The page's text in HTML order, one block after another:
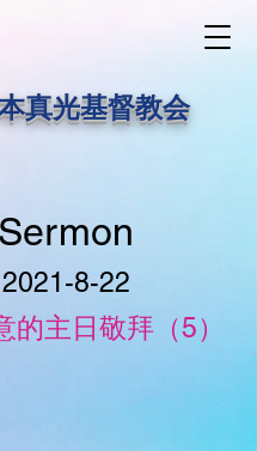
真光基督教会
Sermon
2021-8-22
的主日敬拜（5）